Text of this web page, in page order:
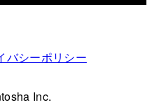
バシーポリシー
Inc.